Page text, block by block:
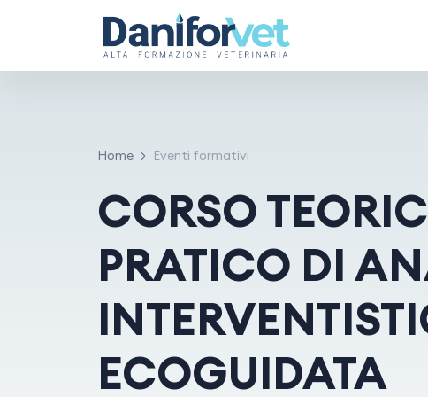
Home Eventi formativi
CORSO
PRATICO DI
ECOGUIDATA